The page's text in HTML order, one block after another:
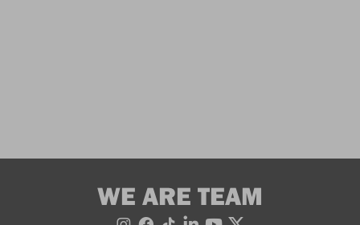
WE ARE TEAM